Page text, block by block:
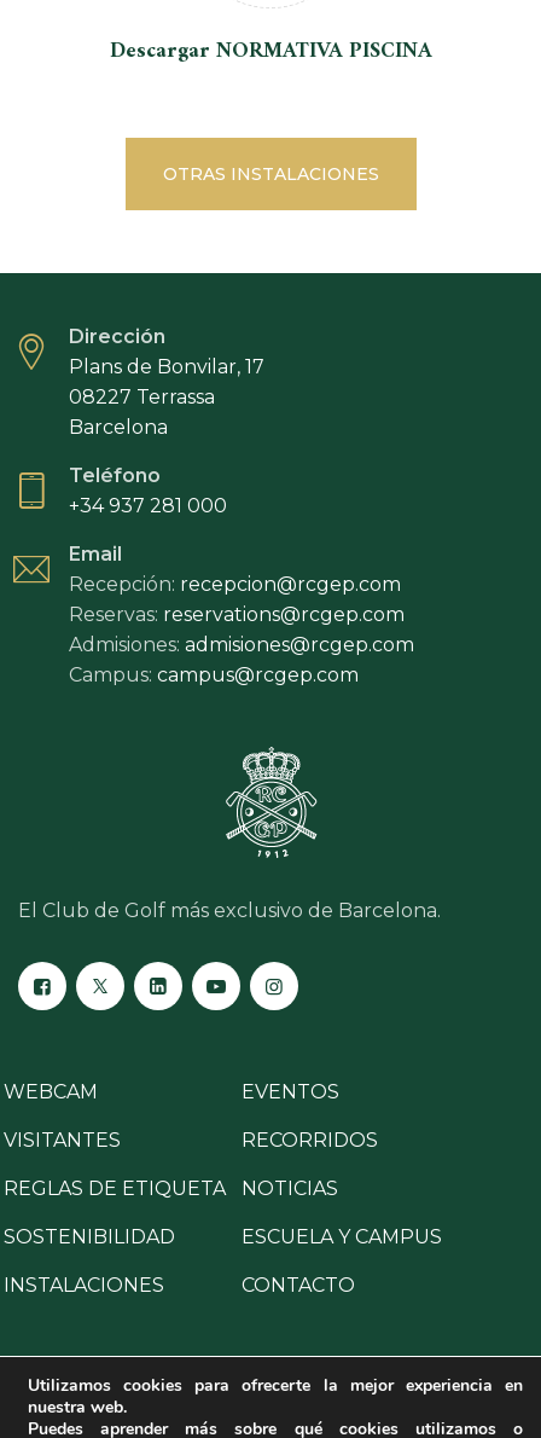
Descargar NORMATIVA PISCINA
OTRAS INSTALACIONES
Dirección
Plans de Bonvilar, 17
08227 Terrassa
Barcelona
Teléfono
+34 937 281 000
Email
Recepción: recepcion@rcgep.com
Reservas: reservations@rcgep.com
Admisiones: admisiones@rcgep.com
Campus: campus@rcgep.com
El Club de Golf más exclusivo de Barcelona.
WEBCAM EVENTOS
VISITANTES RECORRIDOS
REGLAS DE ETIQUETA NOTICIAS
SOSTENIBILIDAD ESCUELA Y CAMPUS
INSTALACIONES CONTACTO
Copyright © 2025 All Rights Reserved.
Utilizamos cookies para ofrecerte la mejor experiencia en
nuestra web.
Puedes aprender más sobre qué cookies utilizamos o